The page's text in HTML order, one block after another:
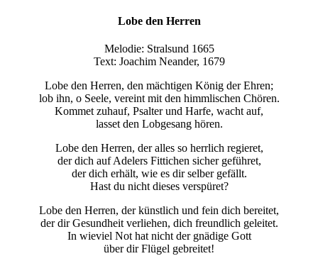
Lobe den Herren
Melodie: Stralsund 1665
Text: Joachim Neander, 1679
Lobe den Herren, den mächtigen König der Ehren;
lob ihn, o Seele, vereint mit den himmlischen Chören.
Kommet zuhauf, Psalter und Harfe, wacht auf,
lasset den Lobgesang hören.
Lobe den Herren, der alles so herrlich regieret,
der dich auf Adelers Fittichen sicher geführet,
der dich erhält, wie es dir selber gefällt.
Hast du nicht dieses verspüret?
Lobe den Herren, der künstlich und fein dich bereitet,
der dir Gesundheit verliehen, dich freundlich geleitet.
In wieviel Not hat nicht der gnädige Gott
über dir Flügel gebreitet!